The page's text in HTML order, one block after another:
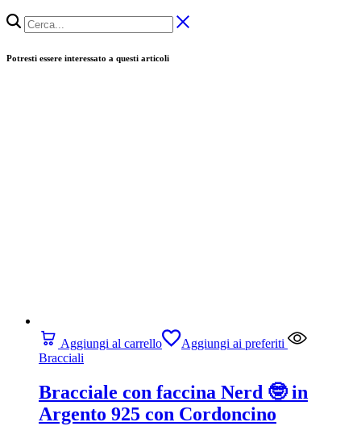
Potresti essere interessato a questi articoli
Aggiungi al carrello
Aggiungi ai preferiti
Bracciali
Bracciale con faccina Nerd 🤓 in
Argento 925 con Cordoncino